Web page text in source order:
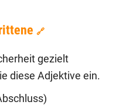
🔗
gezielt
diese Adjektive ein.